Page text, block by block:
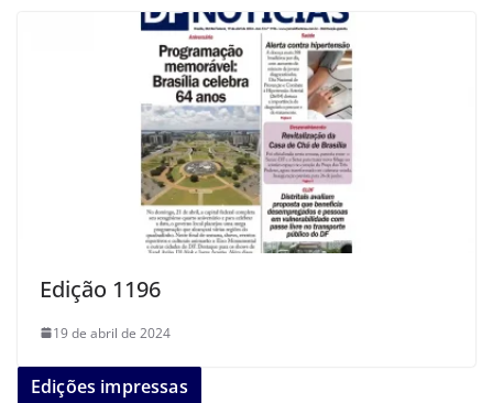
Edição 1196
19 de abril de 2024
Edições impressas